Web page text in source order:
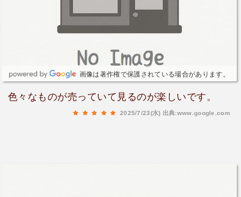
画像は著作権で保護されている場合があります。
色々なものが売っていて見るのが楽しいです。
2025/7/23(水) 出典:www.google.com